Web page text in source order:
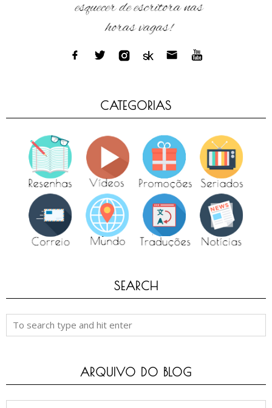
CATEGORIAS
SEARCH
ARQUIVO DO BLOG